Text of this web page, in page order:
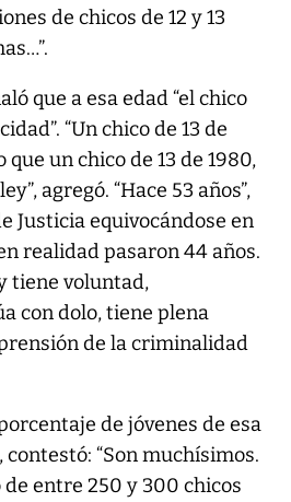
de chicos de 12 y 13
que a esa edad “el chico
“Un chico de 13 de
un chico de 13 de 1980,
agregó. “Hace 53 años”,
Justicia equivocándose en
realidad pasaron 44 años.
tiene voluntad,
con dolo, tiene plena
de la criminalidad
de jóvenes de esa
“Son muchísimos.
entre 250 y 300 chicos